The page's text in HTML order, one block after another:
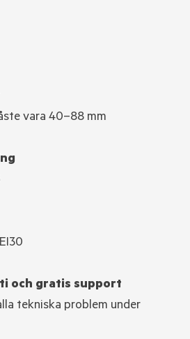
vara 40–88 mm
och gratis support
tekniska problem under